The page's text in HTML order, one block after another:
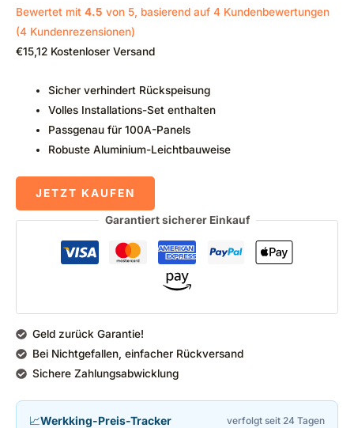
Bewertet mit 4.5 von 5, basierend auf 4 Kundenbewertungen
(4 Kundenrezensionen)
€15,12 Kostenloser Versand
Sicher verhindert Rückspeisung
Volles Installations-Set enthalten
Passgenau für 100A-Panels
Robuste Aluminium-Leichtbauweise
JETZT KAUFEN
Garantiert sicherer Einkauf
Geld zurück Garantie!
Bei Nichtgefallen, einfacher Rückversand
Sichere Zahlungsabwicklung
📈Werkking-Preis-Tracker verfolgt seit 24 Tagen